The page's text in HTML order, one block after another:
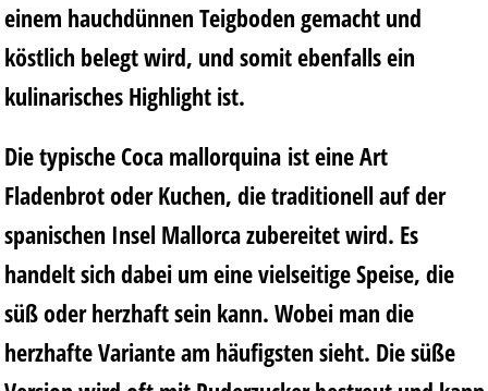
einem hauchdünnen Teigboden gemacht und
köstlich belegt wird, und somit ebenfalls ein
kulinarisches Highlight ist.
Die typische Coca mallorquina ist eine Art
Fladenbrot oder Kuchen, die traditionell auf der
spanischen Insel Mallorca zubereitet wird. Es
handelt sich dabei um eine vielseitige Speise, die
süß oder herzhaft sein kann. Wobei man die
herzhafte Variante am häufigsten sieht. Die süße